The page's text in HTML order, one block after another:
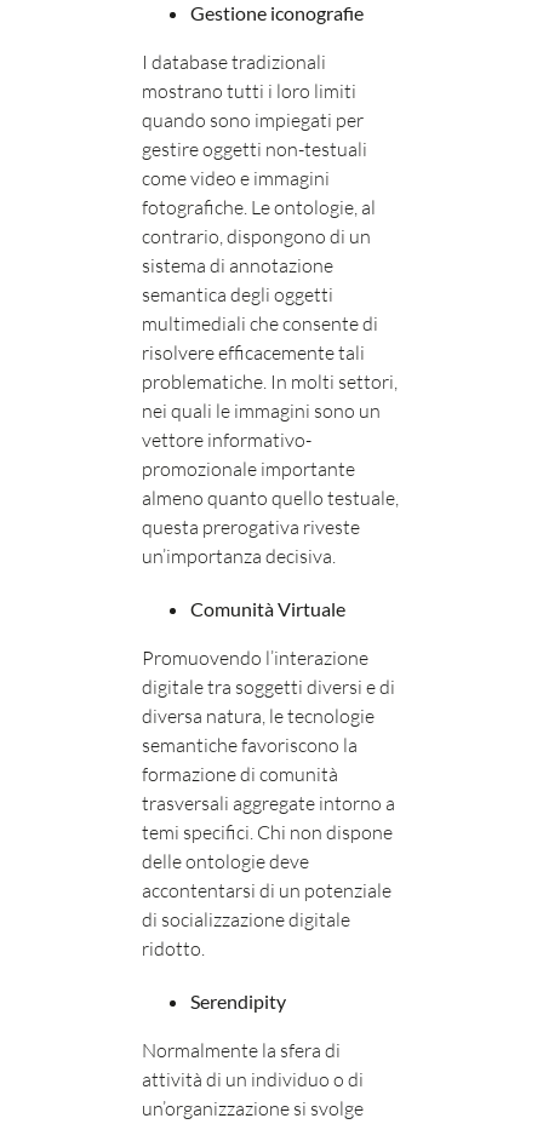
Gestione iconografie
I database tradizionali
mostrano tutti i loro limiti
quando sono impiegati per
gestire oggetti non-testuali
come video e immagini
fotografiche. Le ontologie, al
contrario, dispongono di un
sistema di annotazione
semantica degli oggetti
multimediali che consente di
risolvere efficacemente tali
problematiche. In molti settori,
nei quali le immagini sono un
vettore informativo-
promozionale importante
almeno quanto quello testuale,
questa prerogativa riveste
un’importanza decisiva.
Comunità Virtuale
Promuovendo l’interazione
digitale tra soggetti diversi e di
diversa natura, le tecnologie
semantiche favoriscono la
formazione di comunità
trasversali aggregate intorno a
temi specifici. Chi non dispone
delle ontologie deve
accontentarsi di un potenziale
di socializzazione digitale
ridotto.
Serendipity
Normalmente la sfera di
attività di un individuo o di
un’organizzazione si svolge